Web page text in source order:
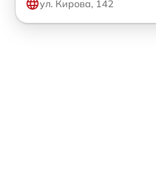
ул. Кирова, 142